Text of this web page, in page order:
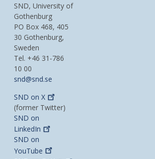
SND, University of
Gothenburg
PO Box 468, 405
30 Gothenburg,
Sweden
Tel. +46 31-786
10 00
snd@snd.se
SND onX
(former Twitter)
SND on
LinkedIn
SND on
YouTube